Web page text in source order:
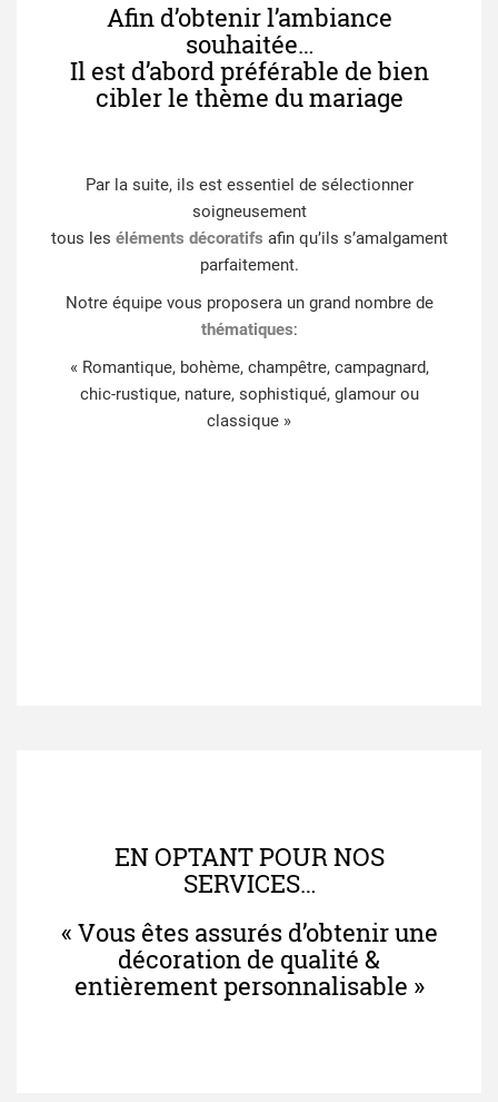
Afin d’obtenir l’ambiance
souhaitée…
Il est d’abord préférable de bien
cibler le thème du mariage
Par la suite, ils est essentiel de sélectionner
soigneusement
tous les éléments décoratifs afin qu’ils s’amalgament
parfaitement.
Notre équipe vous proposera un grand nombre de
thématiques:
« Romantique, bohème, champêtre, campagnard,
chic-rustique, nature, sophistiqué, glamour ou
classique »
EN OPTANT POUR NOS
SERVICES…
« Vous êtes assurés d’obtenir une
décoration de qualité &
entièrement personnalisable »